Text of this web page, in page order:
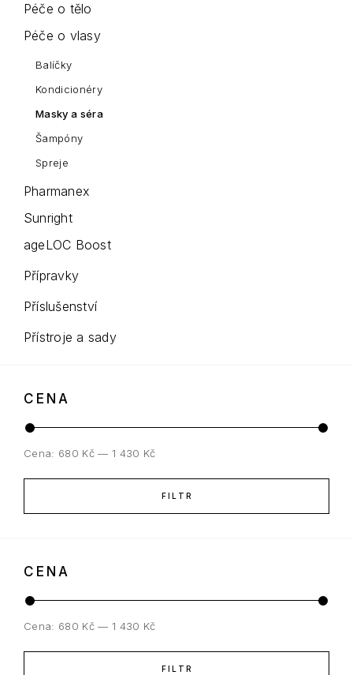
Péče o tělo
Péče o vlasy
Balíčky
Kondicionéry
Masky a séra
Šampóny
Spreje
Pharmanex
Sunright
ageLOC Boost
Přípravky
Příslušenství
Přístroje a sady
CENA
FILTR
Cena: 680 Kč— 1 430 Kč
CENA
FILTR
Cena: 680 Kč— 1 430 Kč